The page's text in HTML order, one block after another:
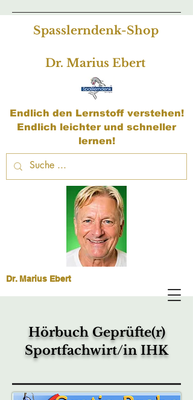
Spasslerndenk-Shop
Dr. Marius Ebert
Endlich den Lernstoff verstehen!
Endlich leichter und schneller
lernen!
Dr. Marius Ebert
Hörbuch Geprüfte(r)
Sportfachwirt/in IHK